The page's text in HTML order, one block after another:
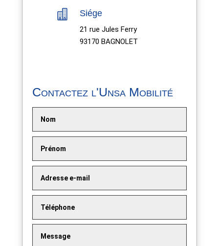
 Siége
21 rue Jules Ferry
93170 BAGNOLET
Contactez l'Unsa Mobilité